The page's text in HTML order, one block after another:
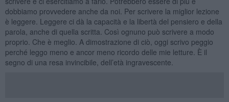
dobbiamo provvedere anche da noi. Per scrivere la miglior lezione
è leggere. Leggere ci dà la capacità e la libertà del pensiero e della
parola, anche di quella scritta. Così ognuno può scrivere a modo
proprio. Che è meglio. A dimostrazione di ciò, oggi scrivo peggio
perché leggo meno e ancor meno ricordo delle mie letture. È il
segno di una resa invincibile, dell’età ingravescente.